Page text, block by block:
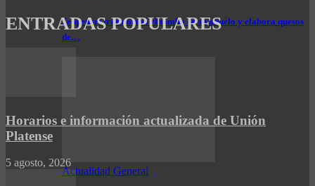
Jeppener: transformó el tambo de su abuelo y elabora quesos
de…
Actualidad General
ENTRADAS POPULARES
Horarios e información actualizada de Unión
Platense
5 agosto, 2026